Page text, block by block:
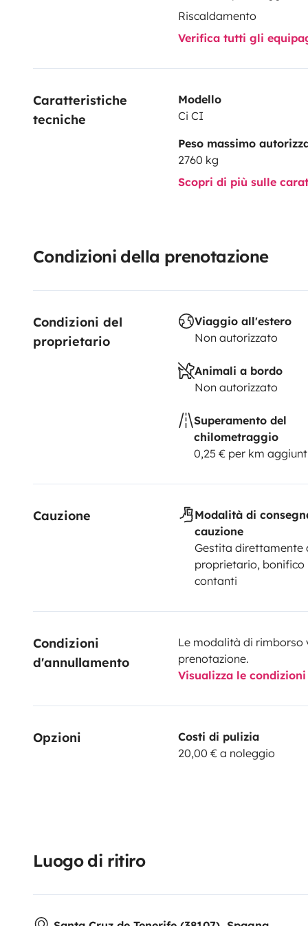
Riscaldamento
Verifica tutti gli
Caratteristiche
tecniche
Modello
Ci CI
Peso massimo
2760 kg
Scopri di più sulle
Condizioni della prenotazione
Condizioni del
proprietario
Viaggio all'estero
Non autorizzato
Animali a bordo
Non autorizzato
Superamento del
chilometraggio
0,25 € per km
Cauzione
Modalità di
cauzione
Gestita direttamente
proprietario, bonifico
contanti
Condizioni
d'annullamento
Le modalità di rimborso
prenotazione.
Visualizza le condizioni
Opzioni
Costi di pulizia
20,00 € a noleggio
Luogo di ritiro